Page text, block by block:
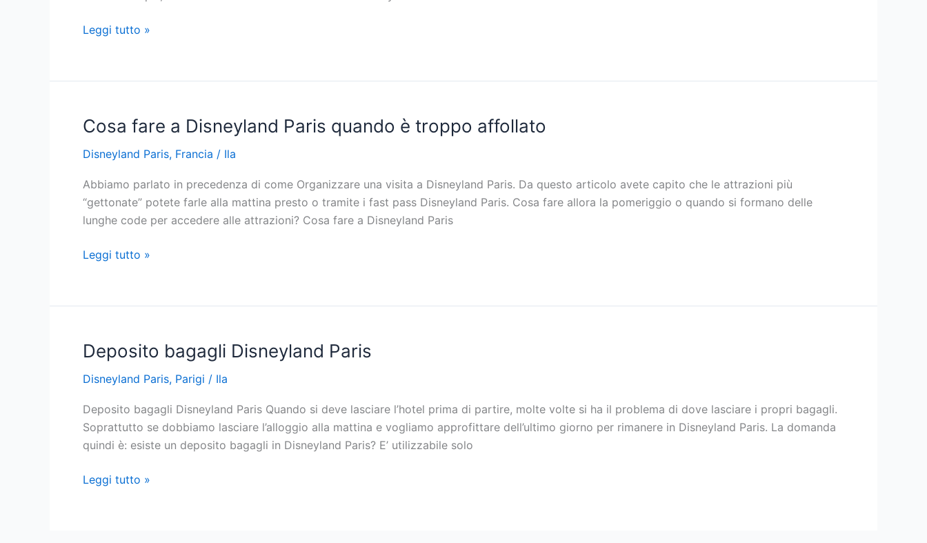
Disneyland
al
Leggi tutto »
Cosa fare a Disneyland Paris quando è troppo affollato
Disneyland Paris, Francia / Ila
Abbiamo parlato in precedenza di come Organizzare una visita a Disneyland Paris. Da questo articolo avete capito che le attrazioni più
“gettonate” potete farle alla mattina presto o tramite i fast pass Disneyland Paris. Cosa fare allora la pomeriggio o quando si formano delle
lunghe code per accedere alle attrazioni? Cosa fare a Disneyland Paris
Cosa
Disneyland
quando
è
troppo
Leggi tutto »
Deposito bagagli Disneyland Paris
Disneyland Paris, Parigi / Ila
Deposito bagagli Disneyland Paris Quando si deve lasciare l’hotel prima di partire, molte volte si ha il problema di dove lasciare i propri bagagli.
Soprattutto se dobbiamo lasciare l’alloggio alla mattina e vogliamo approfittare dell’ultimo giorno per rimanere in Disneyland Paris. La domanda
quindi è: esiste un deposito bagagli in Disneyland Paris? E’ utilizzabile solo
Deposito
Leggi tutto »